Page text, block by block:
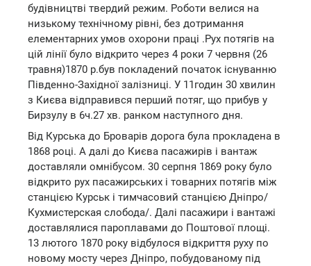
будівництві твердий режим. Роботи велися на
низькому технічному рівні, без дотримання
елементарних умов охорони праці .Рух потягів на
цій лінії було відкрито через 4 роки 7 червня (26
травня)1870 р.був покладений початок існуванню
Південно-Західної залізниці. У 11годин 30 хвилин
з Києва відправився перший потяг, що прибув у
Бирзулу в 6ч.27 хв. ранком наступного дня.
Від Курська до Броварів дорога була прокладена в
1868 році. А далі до Києва пасажирів і вантаж
доставляли омнібусом. 30 серпня 1869 року було
відкрито рух пасажирських і товарних потягів між
станцією Курськ і тимчасовий станцією Дніпро/
Кухмистерская слобода/. Далі пасажири і вантажі
доставлялися пароплавами до Поштової площі.
13 лютого 1870 року відбулося відкриття руху по
новому мосту через Дніпро, побудованому під